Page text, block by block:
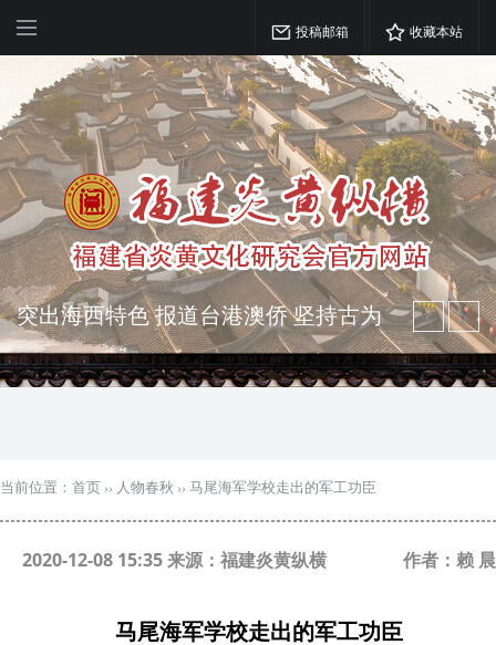
投稿邮箱 收藏本站
突出海西特色 报道台港澳侨 坚持古为
今用 力求雅俗共赏
弘扬优秀文化 振奋民族精神 介绍民族
瑰宝 宣传中华精英
当前位置： 首页 ›› 人物春秋 ›› 马尾海军学校走出的军工功臣
2020-12-08 15:35 来源：福建炎黄纵横 作者：赖 晨
马尾海军学校走出的军工功臣